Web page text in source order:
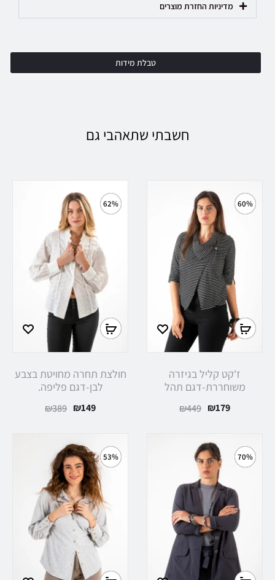
טבלת מידות
מדיניות החזרת מוצרים
חשבתי שתאהבי גם
60%
ז'קט קליל בגיזרה
משוחררת-דגם תהל
₪449 ₪179
62%
חולצת תחרה מחויטת בצבע
לבן-דגם פליפה.
₪389 ₪149
70%
53%